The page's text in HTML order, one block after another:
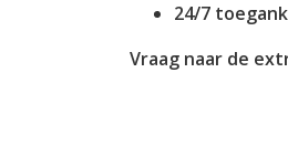
24/7
Vraag naar de